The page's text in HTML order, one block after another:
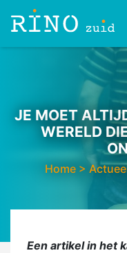
JE MOET
WERELD
Home >
Een artikel in het